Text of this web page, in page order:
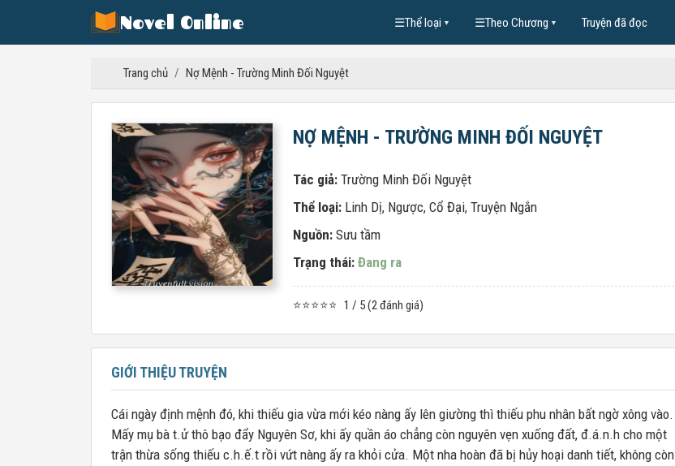
Novel Online ☰Thể loại ▼ ☰Theo Chương ▼ Truyện đã đọc
Trang chủ / Nợ Mệnh - Trường Minh Đối Nguyệt
NỢ MỆNH - TRƯỜNG MINH ĐỐI NGUYỆT
Tác giả: Trường Minh Đối Nguyệt
Thể loại: Linh Dị, Ngược, Cổ Đại, Truyện Ngắn
Nguồn: Sưu tầm
Trạng thái: Đang ra
⭐⭐⭐⭐⭐ 1 / 5 (2 đánh giá)
GIỚI THIỆU TRUYỆN
Cái ngày định mệnh đó, khi thiếu gia vừa mới kéo nàng ấy lên giường thì thiếu phu nhân bất ngờ xông vào.
Mấy mụ bà t.ử thô bạo đẩy Nguyên Sơ, khi ấy quần áo chẳng còn nguyên vẹn xuống đất, đ.á.n.h cho một
trận thừa sống thiếu c.h.ế.t rồi vứt nàng ấy ra khỏi cửa. Một nha hoàn đã bị hủy hoại danh tiết, không còn